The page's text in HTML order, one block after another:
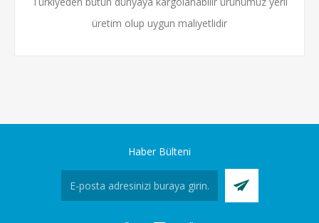
üretim olup uygun maliyetlidir
Haber Bülteni